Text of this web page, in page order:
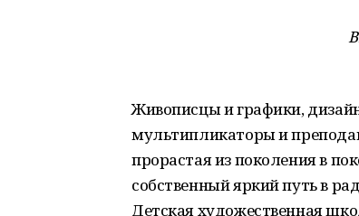
Живописцы и графики,
мультипликаторы и
прорастая из поколения в
собственный яркий путь в
Детская художественная